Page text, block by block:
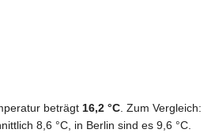
beträgt 16,2 °C. Zum Vergleich:
8,6 °C, in Berlin sind es 9,6 °C.